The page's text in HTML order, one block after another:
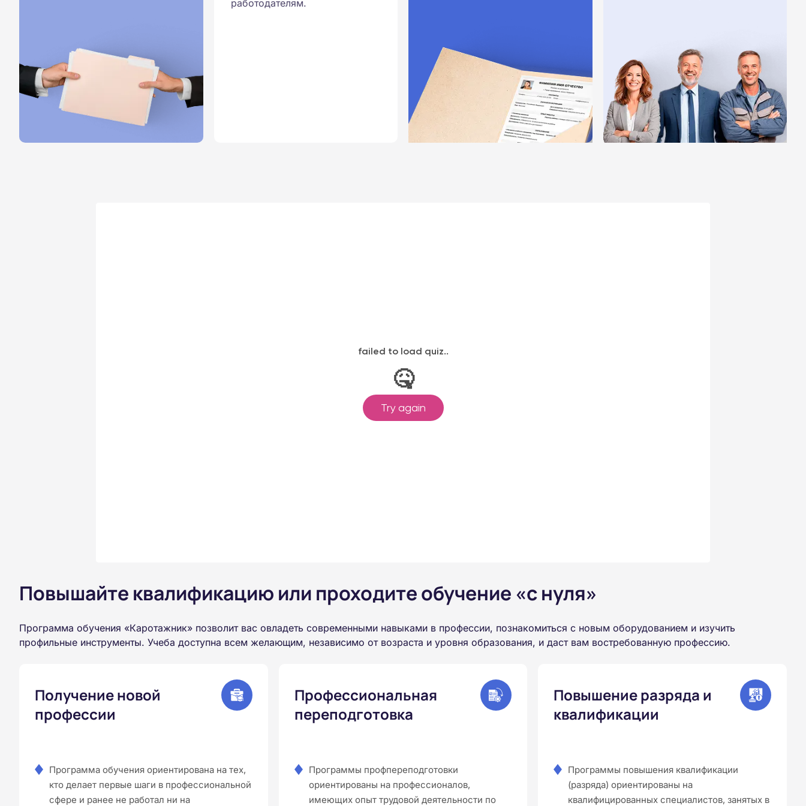
работодателям.
Повышайте квалификацию или проходите обучение «с нуля»
Программа обучения «Каротажник» позволит вас овладеть современными навыками в профессии, познакомиться с новым оборудованием и изучить
профильные инструменты. Учеба доступна всем желающим, независимо от возраста и уровня образования, и даст вам востребованную профессию.
Получение новой
профессии
Программа обучения ориентирована на тех,
кто делает первые шаги в профессиональной
сфере и ранее не работал ни на
Профессиональная
переподготовка
Программы профпереподготовки
ориентированы на профессионалов,
имеющих опыт трудовой деятельности по
Повышение разряда и
квалификации
Программы повышения квалификации
(разряда) ориентированы на
квалифицированных специалистов, занятых в